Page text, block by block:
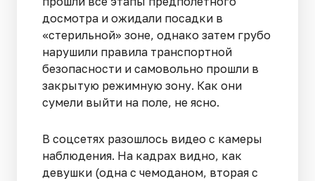
досмотра и ожидали посадки в
«стерильной» зоне, однако затем грубо
нарушили правила транспортной
безопасности и самовольно прошли в
закрытую режимную зону. Как они
сумели выйти на поле, не ясно.
В соцсетях разошлось видео с камеры
наблюдения. На кадрах видно, как
девушки (одна с чемоданом, вторая с